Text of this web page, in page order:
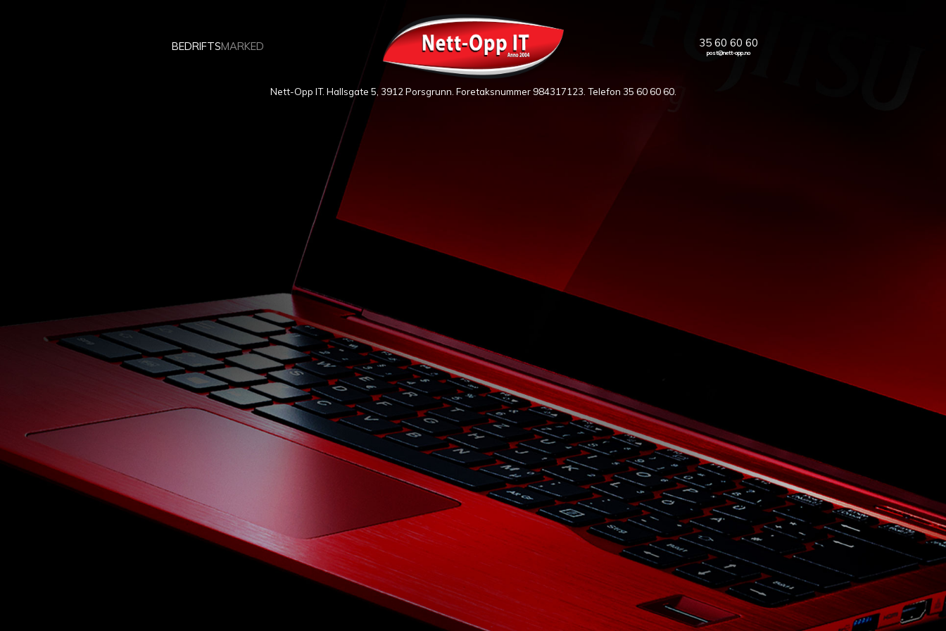
BEDRIFTSMARKED 35 60 60 60
post@nett-opp.no
Nett-Opp IT. Hallsgate 5, 3912 Porsgrunn. Foretaksnummer 984317123. Telefon 35 60 60 60.